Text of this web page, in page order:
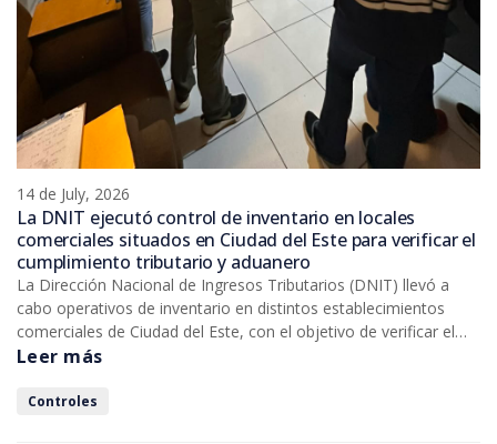
14 de July, 2026
La DNIT ejecutó control de inventario en locales
comerciales situados en Ciudad del Este para verificar el
cumplimiento tributario y aduanero
La Dirección Nacional de Ingresos Tributarios (DNIT) llevó a
cabo operativos de inventario en distintos establecimientos
comerciales de Ciudad del Este, con el objetivo de verificar el
correcto cumplimiento de las obligaciones tributarias y
desarrolladas por la institución.
Leer más
Controles